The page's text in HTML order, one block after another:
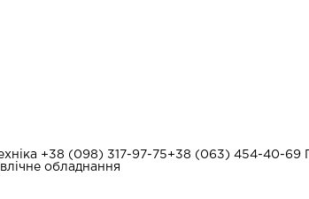
+38 (098) 317-97-75+38 (063) 454-40-69
обладнання